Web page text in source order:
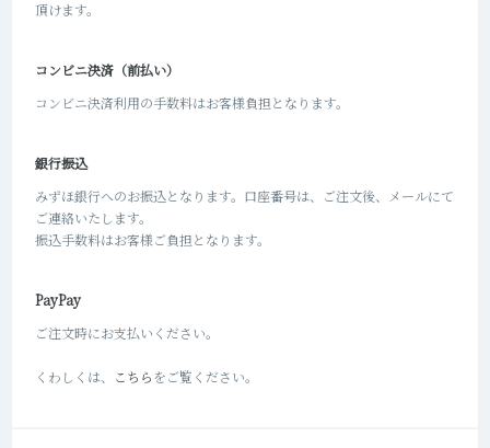
頂けます。
コンビニ決済（前払い）
コンビニ決済利用の手数料はお客様負担となります。
銀行振込
みずほ銀行へのお振込となります。口座番号は、ご注文後、メールにて
ご連絡いたします。
振込手数料はお客様ご負担となります。
PayPay
ご注文時にお支払いください。
くわしくは、 こちらをご覧ください。